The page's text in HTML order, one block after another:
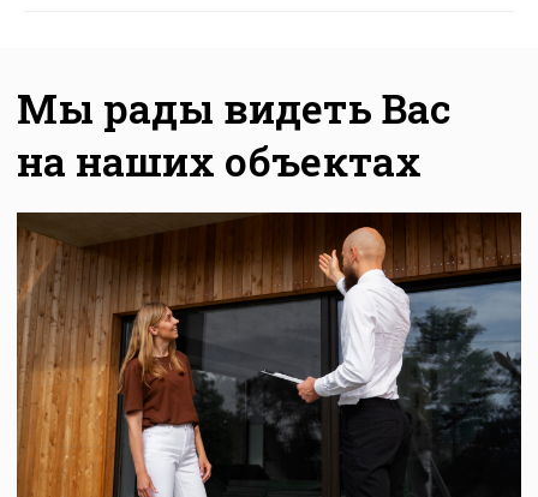
Разработка сайта
Согласие на обработку персональных данных